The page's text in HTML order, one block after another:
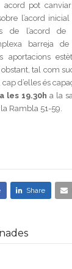
acord pot
l’acord
de l’acord de
barreja de
tal com
d’elles és
les 19.30h a la
Rambla 51-59.
Share